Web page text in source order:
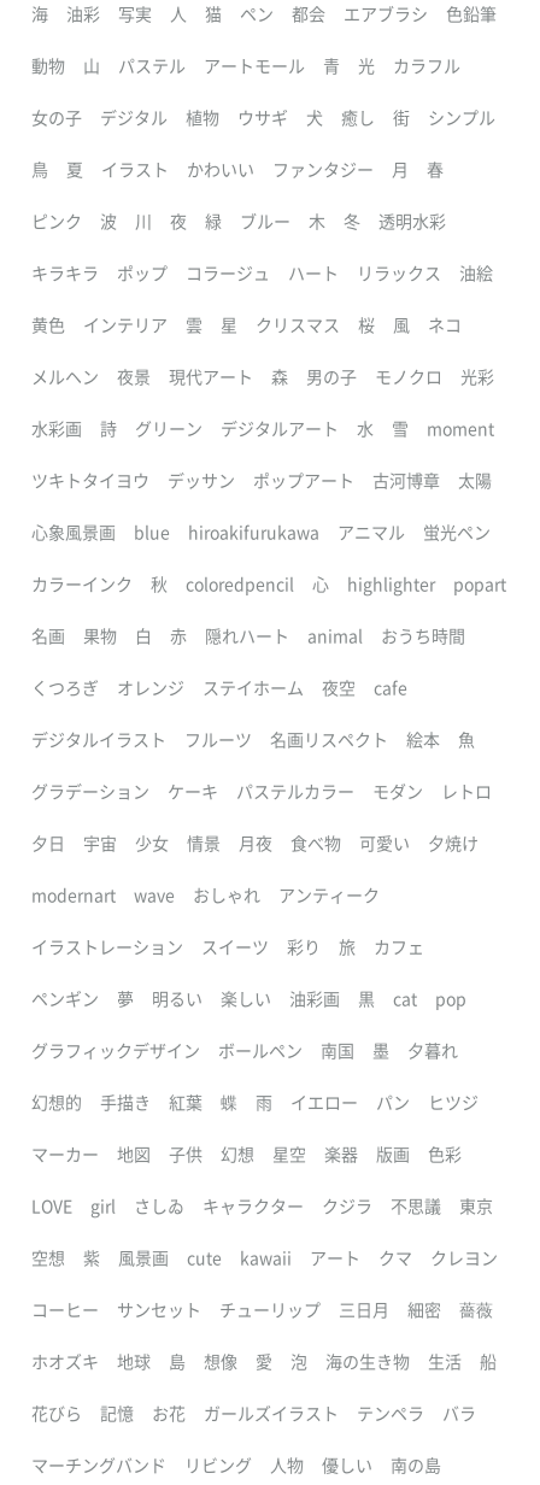
海 油彩 写実 人 猫 ペン 都会 エアブラシ 色鉛筆
動物 山 パステル アートモール 青 光 カラフル
女の子 デジタル 植物 ウサギ 犬 癒し 街 シンプル
鳥 夏 イラスト かわいい ファンタジー 月 春
ピンク 波 川 夜 緑 ブルー 木 冬 透明水彩
キラキラ ポップ コラージュ ハート リラックス 油絵
黄色 インテリア 雲 星 クリスマス 桜 風 ネコ
メルヘン 夜景 現代アート 森 男の子 モノクロ 光彩
水彩画 詩 グリーン デジタルアート 水 雪 moment
ツキトタイヨウ デッサン ポップアート 古河博章 太陽
心象風景画 blue hiroakifurukawa アニマル 蛍光ペン
カラーインク 秋 coloredpencil 心 highlighter popart
名画 果物 白 赤 隠れハート animal おうち時間
くつろぎ オレンジ ステイホーム 夜空 cafe
デジタルイラスト フルーツ 名画リスペクト 絵本 魚
グラデーション ケーキ パステルカラー モダン レトロ
夕日 宇宙 少女 情景 月夜 食べ物 可愛い 夕焼け
modernart wave おしゃれ アンティーク
イラストレーション スイーツ 彩り 旅 カフェ
ペンギン 夢 明るい 楽しい 油彩画 黒 cat pop
グラフィックデザイン ボールペン 南国 墨 夕暮れ
幻想的 手描き 紅葉 蝶 雨 イエロー パン ヒツジ
マーカー 地図 子供 幻想 星空 楽器 版画 色彩
LOVE girl さしゐ キャラクター クジラ 不思議 東京
空想 紫 風景画 cute kawaii アート クマ クレヨン
コーヒー サンセット チューリップ 三日月 細密 薔薇
ホオズキ 地球 島 想像 愛 泡 海の生き物 生活 船
花びら 記憶 お花 ガールズイラスト テンペラ バラ
マーチングバンド リビング 人物 優しい 南の島